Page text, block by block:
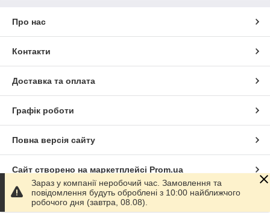
Про нас
Контакти
Доставка та оплата
Графік роботи
Повна версія сайту
Сайт створено на маркетплейсі Prom.ua
Політика конфіденційності
Зараз у компанії неробочий час. Замовлення та
повідомлення будуть оброблені з 10:00 найближчого
робочого дня (завтра, 08.08).